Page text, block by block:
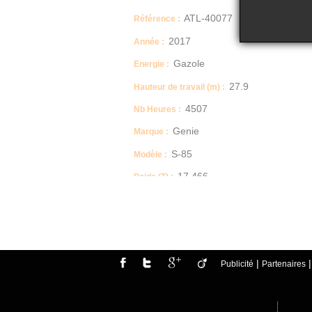
Référence : ATL-40077
Année : 2017
Energie : Gazole
Hauteur de travail (m) : 27.9
Nb Heures : 4507
Marque : Genie
Modèle : S-85
Poids (T) : 17.466
ATOUTLOC vous propose à la vente:
Publicité | Partenaires |